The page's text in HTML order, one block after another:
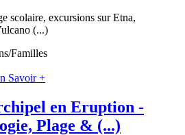
scolaire, excursions sur Etna,
(...)
Familles
Savoir +
en Eruption -
Plage & (...)